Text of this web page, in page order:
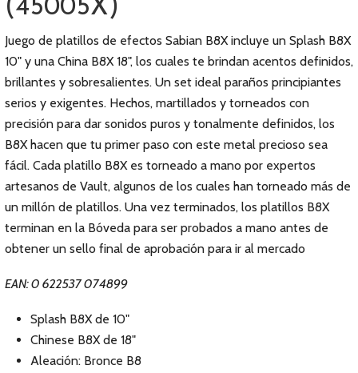
(45005X)
Juego de platillos de efectos Sabian B8X incluye un Splash B8X
10" y una China B8X 18", los cuales te brindan acentos definidos,
brillantes y sobresalientes. Un set ideal paraños principiantes
serios y exigentes. Hechos, martillados y torneados con
precisión para dar sonidos puros y tonalmente definidos, los
B8X hacen que tu primer paso con este metal precioso sea
fácil. Cada platillo B8X es torneado a mano por expertos
artesanos de Vault, algunos de los cuales han torneado más de
un millón de platillos. Una vez terminados, los platillos B8X
terminan en la Bóveda para ser probados a mano antes de
obtener un sello final de aprobación para ir al mercado
EAN: 0 622537 074899
Splash B8X de 10"
Chinese B8X de 18"
Aleación: Bronce B8